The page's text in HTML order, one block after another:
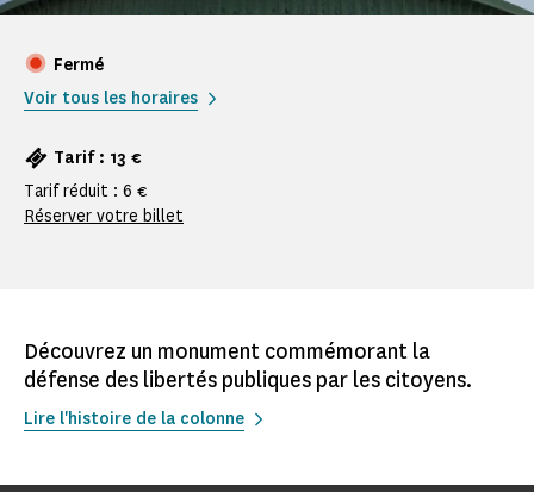
Fermé
Voir tous les horaires
Tarif : 13 €
Tarif réduit : 6 €
Réserver votre billet
Découvrez un monument commémorant la
défense des libertés publiques par les citoyens.
Lire l'histoire de la colonne